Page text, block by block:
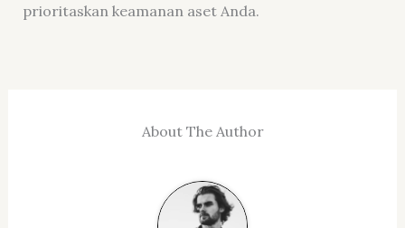
prioritaskan keamanan aset Anda.
About The Author